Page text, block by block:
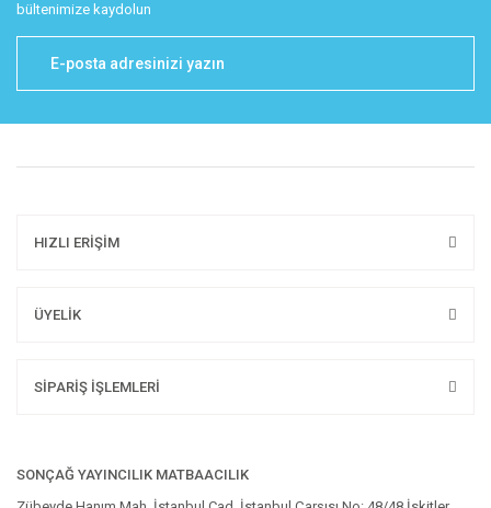
bültenimize kaydolun
HIZLI ERİŞİM
ÜYELİK
SİPARİŞ İŞLEMLERİ
SONÇAĞ YAYINCILIK MATBAACILIK